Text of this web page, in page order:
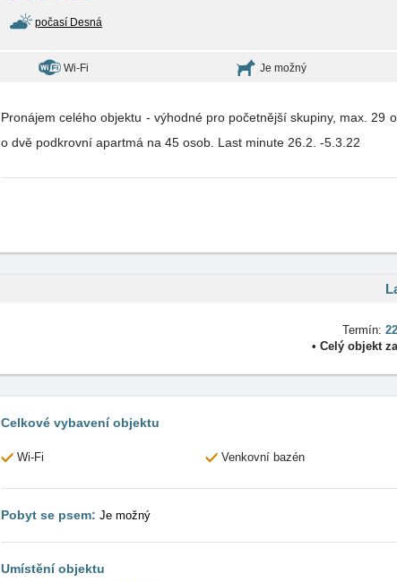
počasí Desná
Wi-Fi Je možný
Pronájem celého objektu - výhodné pro početnější skupiny, max.
o dvě podkrovní apartmá na 45 osob. Last minute 26.2. -5.3.22
Termín:
• Celý objekt
Celkové vybavení objektu
Wi-Fi Venkovní bazén
Pobyt se psem: Je možný
Umístění objektu